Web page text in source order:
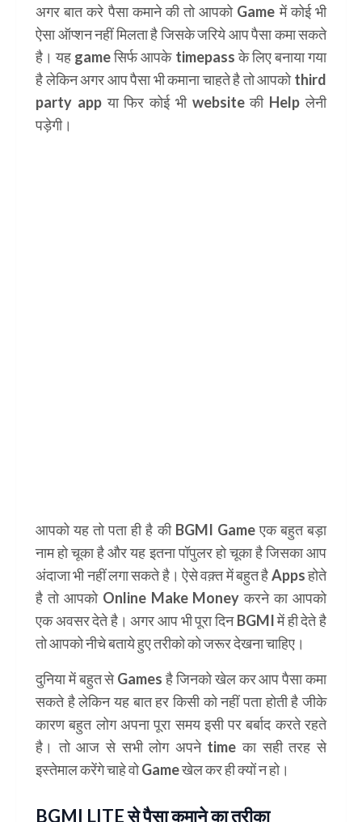
अगर बात करे पैसा कमाने की तो आपको Game में कोई भी
ऐसा ऑप्शन नहीं मिलता है जिसके जरिये आप पैसा कमा सकते
है। यह game सिर्फ आपके timepass के लिए बनाया गया
है लेकिन अगर आप पैसा भी कमाना चाहते है तो आपको third
party app या फिर कोई भी website की Help लेनी
पड़ेगी।
आपको यह तो पता ही है की BGMI Game एक बहुत बड़ा
नाम हो चूका है और यह इतना पॉपुलर हो चूका है जिसका आप
अंदाजा भी नहीं लगा सकते है। ऐसे वक़्त में बहुत है Apps होते
है तो आपको Online Make Money करने का आपको
एक अवसर देते है। अगर आप भी पूरा दिन BGMI में ही देते है
तो आपको नीचे बताये हुए तरीको को जरूर देखना चाहिए।
दुनिया में बहुत से Games है जिनको खेल कर आप पैसा कमा
सकते है लेकिन यह बात हर किसी को नहीं पता होती है जीके
कारण बहुत लोग अपना पूरा समय इसी पर बर्बाद करते रहते
है। तो आज से सभी लोग अपने time का सही तरह से
इस्तेमाल करेंगे चाहे वो Game खेल कर ही क्यों न हो।
BGMI LITE से पैसा कमाने का तरीका